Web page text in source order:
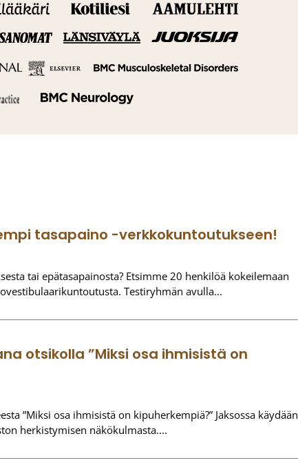
tasapaino -verkkokuntoutukseen!
tai epätasapainosta? Etsimme 20 henkilöä kokeilemaan
Testiryhmän avulla
otsikolla ”Miksi osa ihmisistä on
”Miksi osa ihmisistä on kipuherkempiä?” Jaksossa käydään
herkistymisen näkökulmasta.